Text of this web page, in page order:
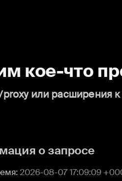
кое-что
или расширения
о запросе
2026-08-07 17:09:09